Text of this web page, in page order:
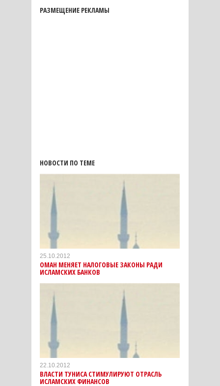
РАЗМЕЩЕНИЕ РЕКЛАМЫ
НОВОСТИ ПО ТЕМЕ
25.10.2012
ОМАН МЕНЯЕТ НАЛОГОВЫЕ ЗАКОНЫ РАДИ
ИСЛАМСКИХ БАНКОВ
22.10.2012
ВЛАСТИ ТУНИСА СТИМУЛИРУЮТ ОТРАСЛЬ
ИСЛАМСКИХ ФИНАНСОВ